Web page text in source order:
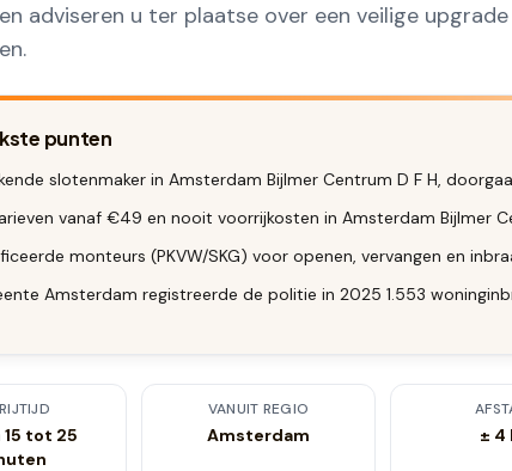
adviseren u ter plaatse over een veilige
punten
slotenmaker in Amsterdam Bijlmer Centrum D F H,
vanaf €49 en nooit voorrijkosten in Amsterdam Bijlmer
monteurs (PKVW/SKG) voor openen, vervangen en
Amsterdam registreerde de politie in 2025 1.553
tot 25
VANUIT REGIO
Amsterdam ± 4